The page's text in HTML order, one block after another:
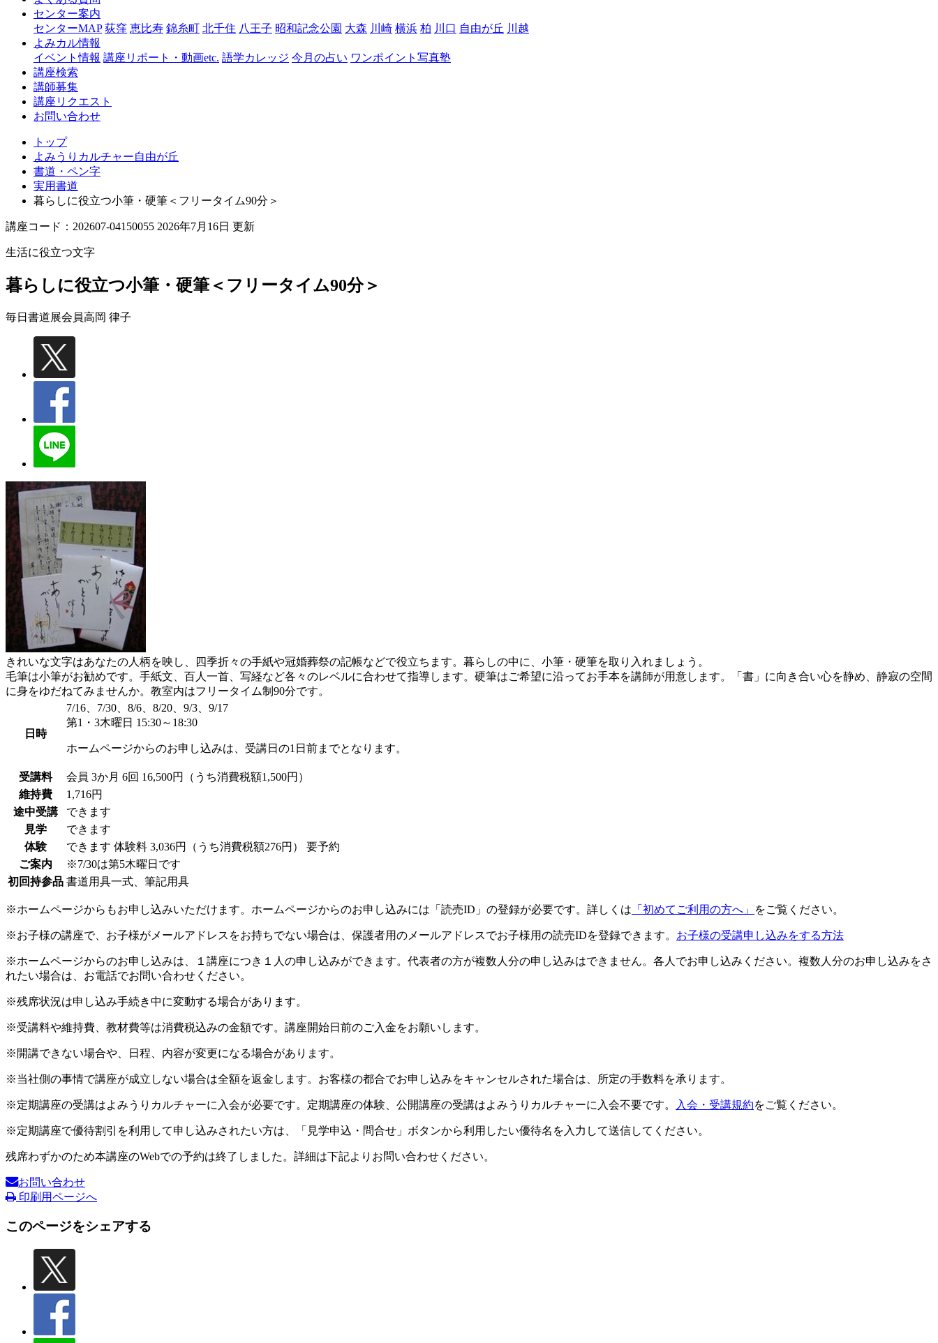
自
由
センター案内
センターMAP 荻窪 恵比寿 錦糸町 北千住 八王子 昭和記念公園 大森 川崎 横浜 柏 川口 自由が丘 川越
よみカル情報
イベント情報 講座リポート・動画etc. 語学カレッジ 今月の占い ワンポイント写真塾
講座検索
講師募集
講座リクエスト
お問い合わせ
トップ
よみうりカルチャー自由が丘
書道・ペン字
実用書道
暮らしに役立つ小筆・硬筆＜フリータイム90分＞
講座コード：202607-04150055 2026年7月16日 更新
生活に役立つ文字
暮らしに役立つ小筆・硬筆＜フリータイム90分＞
毎日書道展会員高岡 律子
きれいな文字はあなたの人柄を映し、四季折々の手紙や冠婚葬祭の記帳などで役立ちます。暮らしの中に、小筆・硬筆を取り入れましょう。
毛筆は小筆がお勧めです。手紙文、百人一首、写経など各々のレベルに合わせて指導します。硬筆はご希望に沿ってお手本を講師が用意します。「書」に向き合い心を静め、静寂の空間
に身をゆだねてみませんか。教室内はフリータイム制90分です。
日時
7/16、7/30、8/6、8/20、9/3、9/17
第1・3木曜日 15:30～18:30
ホームページからのお申し込みは、受講日の1日前までとなります。
受講料 会員 3か月 6回 16,500円（うち消費税額1,500円）
維持費
1,716円
途中受講
できます
見学
できます
体験
できます 体験料 3,036円（うち消費税額276円） 要予約
ご案内
※7/30は第5木曜日です
初回持参品 書道用具一式、筆記用具
※ホームページからもお申し込みいただけます。ホームページからのお申し込みには「読売ID」の登録が必要です。詳しくは 「初めてご利用の方へ」 をご覧ください。
※お子様の講座で、お子様がメールアドレスをお持ちでない場合は、保護者用のメールアドレスでお子様用の読売IDを登録できます。 お子様の受講申し込みをする方法
※ホームページからのお申し込みは、１講座につき１人の申し込みができます。代表者の方が複数人分の申し込みはできません。各人でお申し込みください。複数人分のお申し込みをさ
れたい場合は、お電話でお問い合わせください。
※残席状況は申し込み手続き中に変動する場合があります。
※受講料や維持費、教材費等は消費税込みの金額です。講座開始日前のご入金をお願いします。
※開講できない場合や、日程、内容が変更になる場合があります。
※当社側の事情で講座が成立しない場合は全額を返金します。お客様の都合でお申し込みをキャンセルされた場合は、所定の手数料を承ります。
※定期講座の受講はよみうりカルチャーに入会が必要です。定期講座の体験、公開講座の受講はよみうりカルチャーに入会不要です。 入会・受講規約をご覧ください。
※定期講座で優待割引を利用して申し込みされたい方は、「見学申込・問合せ」ボタンから利用したい優待名を入力して送信してください。
残席わずかのため本講座のWebでの予約は終了しました。詳細は下記よりお問い合わせください。
お問い合わせ
印刷用ページへ
このページをシェアする